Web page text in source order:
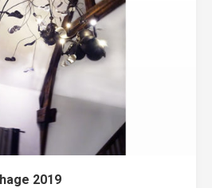
2019